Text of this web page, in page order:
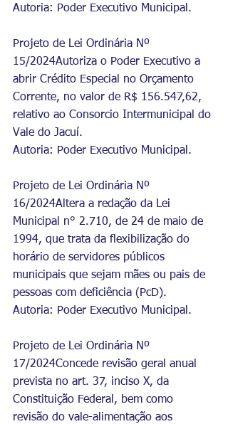
Autoria: Poder Executivo Municipal.
Projeto de Lei Ordinária Nº
15/2024Autoriza o Poder Executivo a
abrir Crédito Especial no Orçamento
Corrente, no valor de R$ 156.547,62,
relativo ao Consorcio Intermunicipal do
Vale do Jacuí.
Autoria: Poder Executivo Municipal.
Projeto de Lei Ordinária Nº
16/2024Altera a redação da Lei
Municipal n° 2.710, de 24 de maio de
1994, que trata da flexibilização do
horário de servidores públicos
municipais que sejam mães ou pais de
pessoas com deficiência (PcD).
Autoria: Poder Executivo Municipal.
Projeto de Lei Ordinária Nº
17/2024Concede revisão geral anual
prevista no art. 37, inciso X, da
Constituição Federal, bem como
revisão do vale-alimentação aos